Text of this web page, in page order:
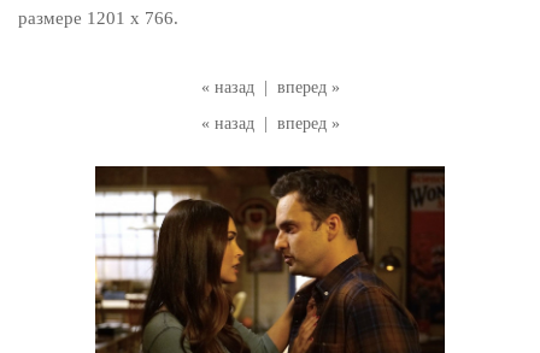
« назад
вперед »
« назад
вперед »
размере 1201 x 766.